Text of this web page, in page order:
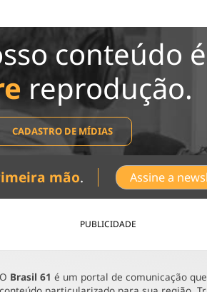
conteúdo
reprodução.
CADASTRO DE MÍDIAS
mão. Assine a
PUBLICIDADE
O Brasil 61 é um portal de comunicação